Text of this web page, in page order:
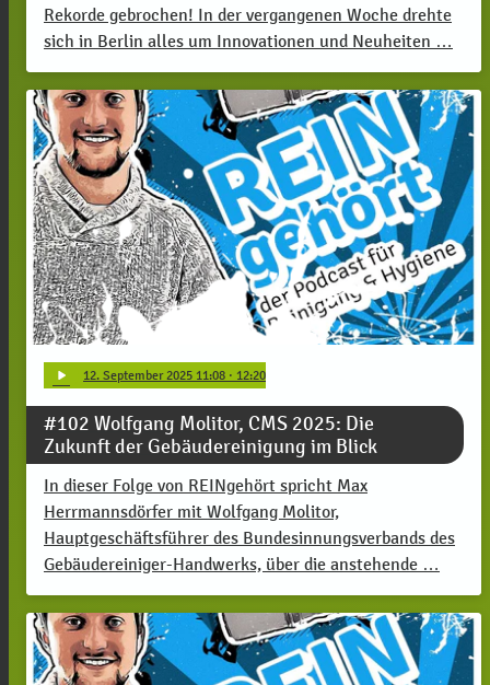
Rekorde gebrochen! In der vergangenen Woche drehte
sich in Berlin alles um Innovationen und Neuheiten …
play_arrow 12. September 2025 11:08 · 12:20
#102 Wolfgang Molitor, CMS 2025: Die
Zukunft der Gebäudereinigung im Blick
In dieser Folge von REINgehört spricht Max
Herrmannsdörfer mit Wolfgang Molitor,
Hauptgeschäftsführer des Bundesinnungsverbands des
Gebäudereiniger-Handwerks, über die anstehende …